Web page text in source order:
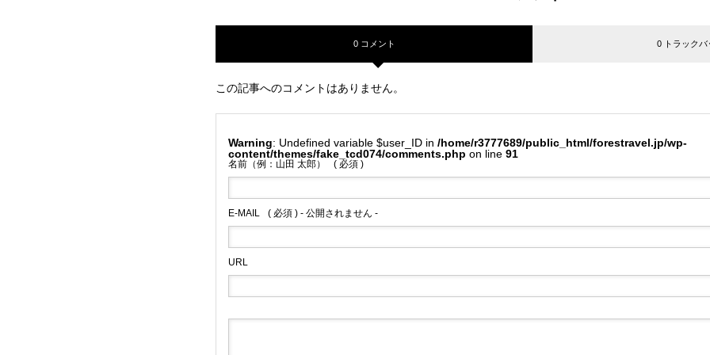
0 コメント 0 トラックバ
この記事へのコメントはありません。
Warning : Undefined variable $user_ID in /home/r3777689/public_html/forestravel.jp/wp-
content/themes/fake_tcd074/comments.php on line 91
名前（例：山田 太郎） ( 必須 )
E-MAIL ( 必須 ) - 公開されません -
URL